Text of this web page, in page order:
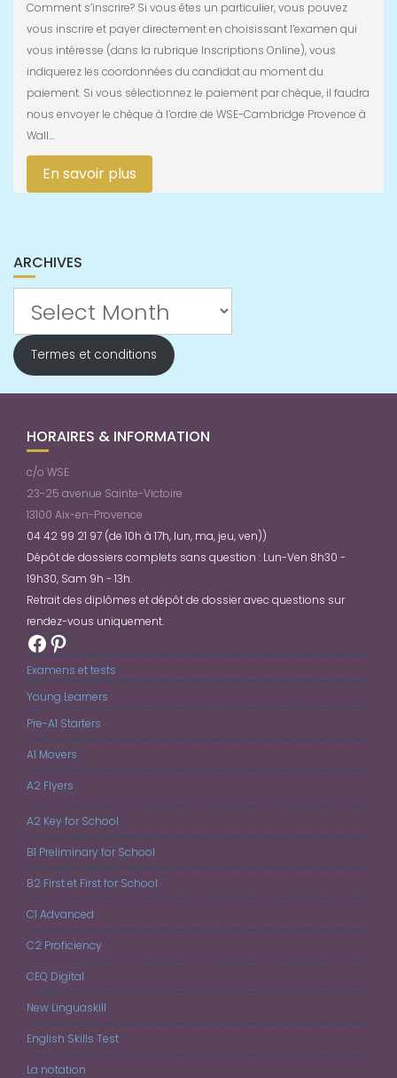
Comment s’inscrire? Si vous êtes un particulier, vous pouvez
vous inscrire et payer directement en choisissant l’examen qui
vous intéresse (dans la rubrique Inscriptions Online), vous
indiquerez les coordonnées du candidat au moment du
paiement. Si vous sélectionnez le paiement par chèque, il faudra
nous envoyer le chèque à l’ordre de WSE-Cambridge Provence à
Wall…
En savoir plus
ARCHIVES
Termes et conditions
HORAIRES & INFORMATION
c/o WSE
23-25 avenue Sainte-Victoire
13100 Aix-en-Provence
04 42 99 21 97 (de 10h à 17h, lun, ma, jeu, ven))
Dépôt de dossiers complets sans question : Lun-Ven 8h30 -
19h30, Sam 9h - 13h.
Retrait des diplômes et dépôt de dossier avec questions sur
rendez-vous uniquement.
Facebook
Pinterest
Examens et tests
Young Learners
Pre-A1 Starters
A1 Movers
A2 Flyers
A2 Key for School
B1 Preliminary for School
B2 First et First for School
C1 Advanced
C2 Proficiency
CEQ Digital
New Linguaskill
English Skills Test
La notation